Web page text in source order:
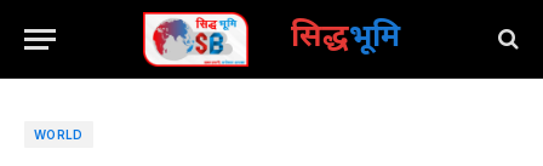
सिद्धभूमि
WORLD